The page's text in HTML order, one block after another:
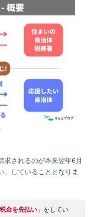
求されるのが本来翌年6月
」していることとなりま
金を先払い 」をしてい